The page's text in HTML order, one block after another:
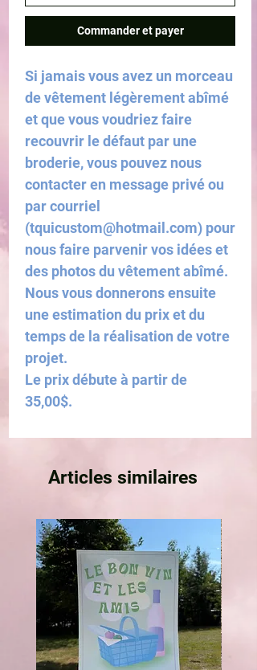
Commander et payer
Si jamais vous avez un morceau
de vêtement légèrement abîmé
et que vous voudriez faire
recouvrir le défaut par une
broderie, vous pouvez nous
contacter en message privé ou
par courriel
(tquicustom@hotmail.com) pour
nous faire parvenir vos idées et
des photos du vêtement abîmé.
Nous vous donnerons ensuite
une estimation du prix et du
temps de la réalisation de votre
projet.
Le prix débute à partir de
35,00$.
Articles similaires